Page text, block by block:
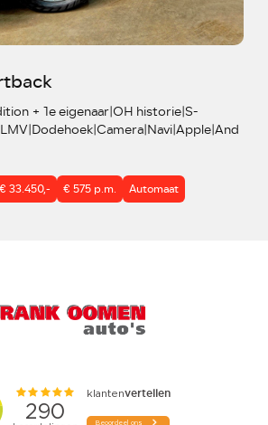
+ 1e eigenaar|OH historie|S-
€ 33.450,- € 575 p.m. Automaat